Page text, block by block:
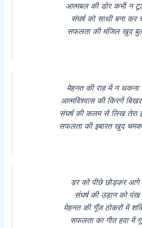
आत्मबल की डोर कभी न
संघर्ष को साथी बना कर
सफलता की मंजिल खुद
मेहनत की राह में न थकना
आत्मविश्वास की किरणें
संघर्ष की कलम से लिख तेरा
सफलता की इबारत खुद
डर को पीछे छोड़कर आगे
संघर्ष की उड़ान को पंख
मेहनत की गूँज ठोकरों में
सफलता का गीत हवा में